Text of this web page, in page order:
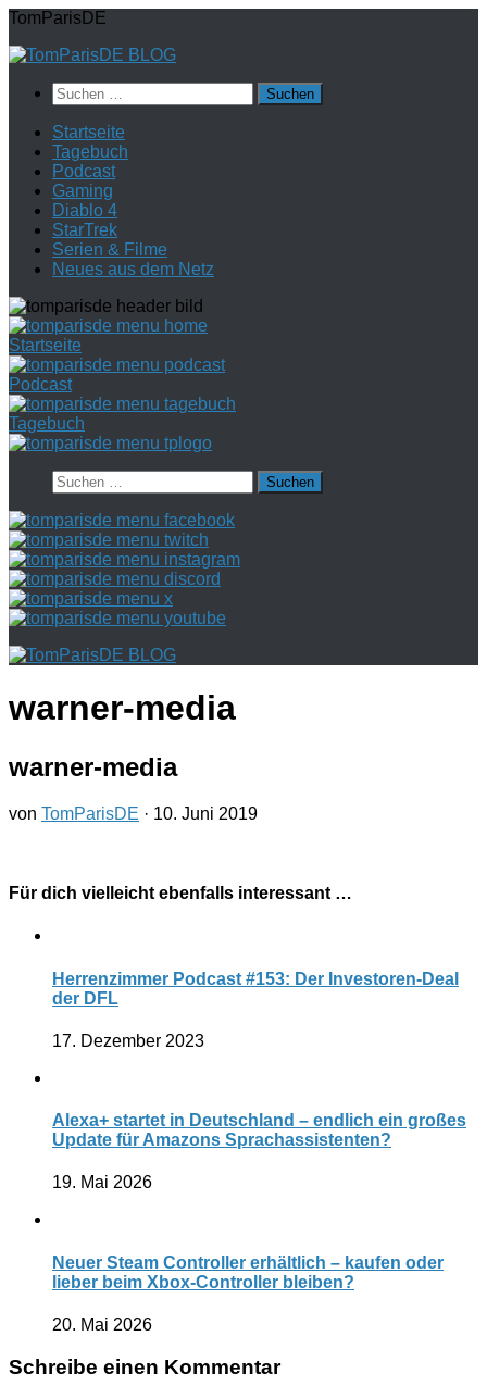
Zum
springen
TomParisDE
Suchen
nach:
Startseite
Tagebuch
Podcast
Gaming
Diablo 4
StarTrek
Serien & Filme
Neues aus dem Netz
Startseite
Podcast
Tagebuch
Suchen
nach:
warner-media
warner-media
von TomParisDE · 10. Juni 2019
Für dich vielleicht ebenfalls interessant …
Herrenzimmer Podcast #153: Der Investoren-Deal
der DFL
17. Dezember 2023
Alexa+ startet in Deutschland – endlich ein großes
Update für Amazons Sprachassistenten?
19. Mai 2026
Neuer Steam Controller erhältlich – kaufen oder
lieber beim Xbox-Controller bleiben?
20. Mai 2026
Schreibe einen Kommentar